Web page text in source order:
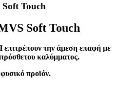
Touch
Soft Touch
την άμεση επαφή με
καλύμματος.
προϊόν.